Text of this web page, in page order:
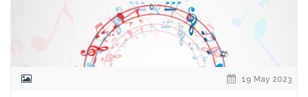
19 May 2023